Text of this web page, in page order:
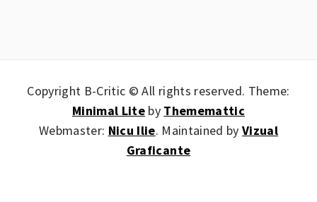
Copyright B-Critic © All rights reserved. Theme:
Minimal Liteby Thememattic
Webmaster: Nicu Ilie. Maintained byVizual
Graficante